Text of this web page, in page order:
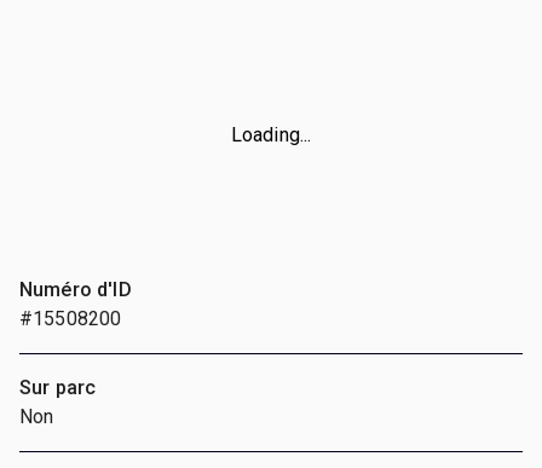
Loading...
Numéro d'ID
#15508200
Sur parc
Non